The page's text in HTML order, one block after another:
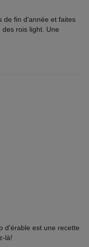
de fin d'année et faites
rois light. Une
d'érable est une recette
là!